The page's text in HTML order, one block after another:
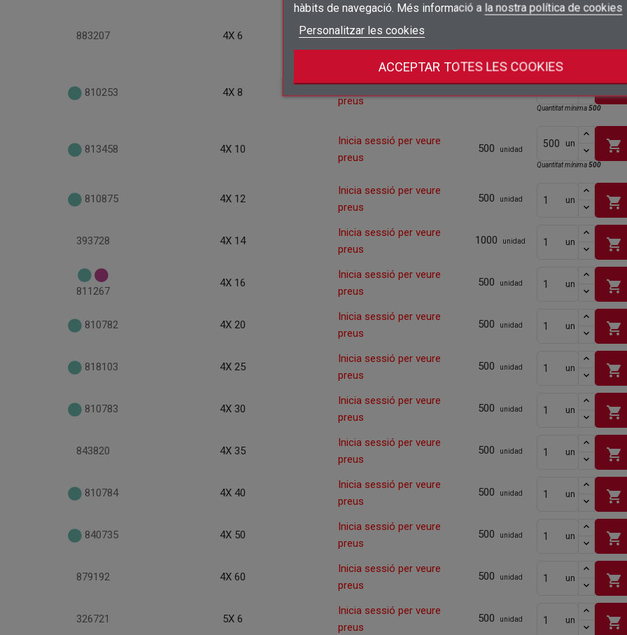
add_circle_outline
Crear una llista de desitjos
hàbits de navegació. Més informació a la nostra política de cookies
Personalitzar les cookies
ACCEPTAR TOTES LES COOKIES
883207 4X 6
Inicia sessió per veure
Quantitat mínima500
810253 4X 8
Inicia sessió per veure
preus
un shopping_cart
Quantitat mínima500
813458 4X 10
Inicia sessió per veure
preus
500 unidad
un shopping_cart
Quantitat mínima500
810875 4X 12
Inicia sessió per veure
preus
500 unidad un shopping_cart
393728 4X 14
Inicia sessió per veure
preus
1000 unidad un shopping_cart
811267
4X 16
Inicia sessió per veure
preus
500 unidad un shopping_cart
810782 4X 20
Inicia sessió per veure
preus
500 unidad un shopping_cart
818103 4X 25
Inicia sessió per veure
preus
500 unidad un shopping_cart
810783 4X 30
Inicia sessió per veure
preus
500 unidad un shopping_cart
843820 4X 35
Inicia sessió per veure
preus
500 unidad un shopping_cart
810784 4X 40
Inicia sessió per veure
preus
500 unidad un shopping_cart
840735 4X 50
Inicia sessió per veure
preus
500 unidad un shopping_cart
879192 4X 60
Inicia sessió per veure
preus
500 unidad un shopping_cart
326721 5X 6
Inicia sessió per veure
preus
500 unidad un shopping_cart